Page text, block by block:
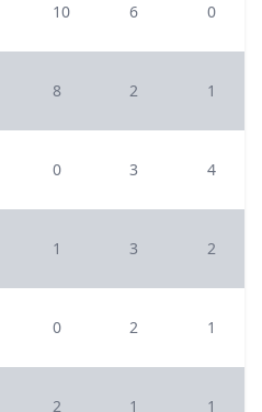
10 6 0
8 2 1
0 3 4
1 3 2
0 2 1
2 1 1